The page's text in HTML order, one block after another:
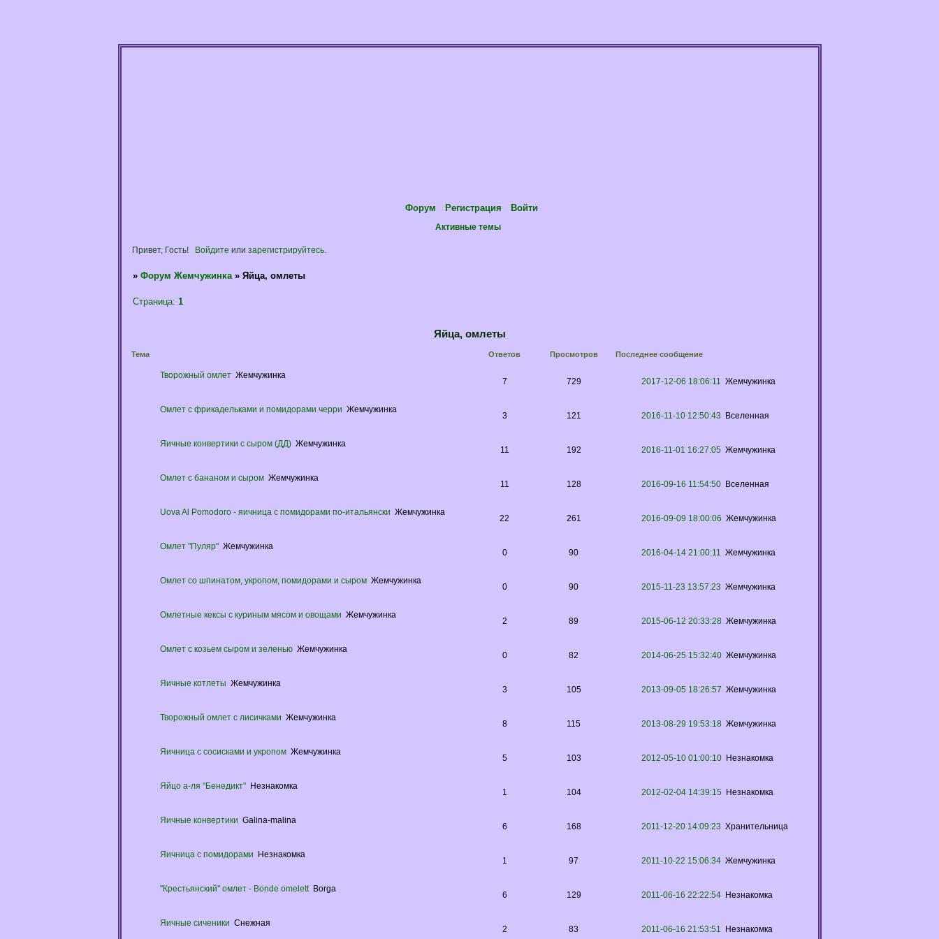
Форум Регистрация Войти
Активные темы
Привет, Гость! Войдите илизарегистрируйтесь
»Форум Жемчужинка »Яйца, омлеты
Яйца, омлеты
Страница:1
Тема Ответов Просмотров Последнее сообщение
Творожный омлет Жемчужинка
7 729 2017-12-06 18:06:11 Жемчужинка
Омлет с фрикадельками и помидорами черри Жемчужинка
3 121 2016-11-10 12:50:43 Вселенная
Яичные конвертики с сыром (ДД) Жемчужинка
11 192 2016-11-01 16:27:05 Жемчужинка
Омлет с бананом и сыром Жемчужинка
11 128 2016-09-16 11:54:50 Вселенная
Uova Al Pomodoro - яичница с помидорами по-итальянски Жемчужинка
22 261 2016-09-09 18:00:06 Жемчужинка
Омлет "Пуляр" Жемчужинка
0 90 2016-04-14 21:00:11 Жемчужинка
Омлет со шпинатом, укропом, помидорами и сыром Жемчужинка
0 90 2015-11-23 13:57:23 Жемчужинка
Омлетные кексы с куриным мясом и овощами Жемчужинка
2 89 2015-06-12 20:33:28 Жемчужинка
Омлет с козьем сыром и зеленью Жемчужинка
0 82 2014-06-25 15:32:40 Жемчужинка
Яичные котлеты Жемчужинка
3 105 2013-09-05 18:26:57 Жемчужинка
Творожный омлет с лисичками Жемчужинка
8 115 2013-08-29 19:53:18 Жемчужинка
Яичница с сосисками и укропом Жемчужинка
5 103 2012-05-10 01:00:10 Незнакомка
Яйцо а-ля "Бенедикт" Незнакомка
1 104 2012-02-04 14:39:15 Незнакомка
Яичные конвертики Galina-malina
6 168 2011-12-20 14:09:23 Хранительница
Яичница с помидорами Незнакомка
1 97 2011-10-22 15:06:34 Жемчужинка
''Крестьянский'' омлет - Bonde omelett Borga
6 129 2011-06-16 22:22:54 Незнакомка
Яичные сиченики Снежная
2 83 2011-06-16 21:53:51 Незнакомка